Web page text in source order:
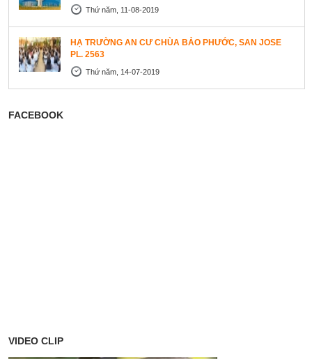
Thứ năm, 11-08-2019
HẠ TRƯỜNG AN CƯ CHÙA BẢO PHƯỚC, SAN JOSE
PL. 2563
Thứ năm, 14-07-2019
FACEBOOK
VIDEO CLIP